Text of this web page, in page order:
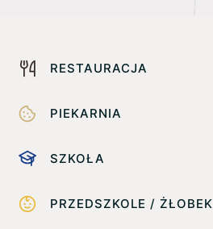
RESTAURACJA
PIEKARNIA
SZKOŁA
PRZEDSZKOLE / ŻŁOBEK